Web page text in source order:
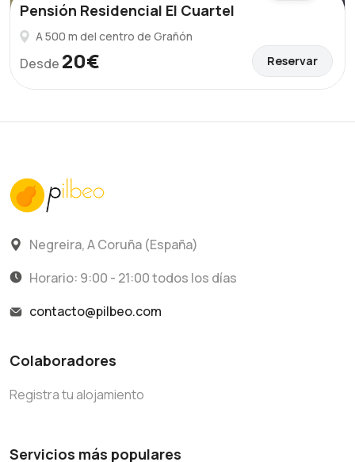
Pensión Residencial El Cuartel
A 500 m del centro de Grañón
Desde 20€ Reservar
Negreira, A Coruña (España)
Horario: 9:00 - 21:00 todos los días
contacto@pilbeo.com
Colaboradores
Registra tu alojamiento
Servicios más populares